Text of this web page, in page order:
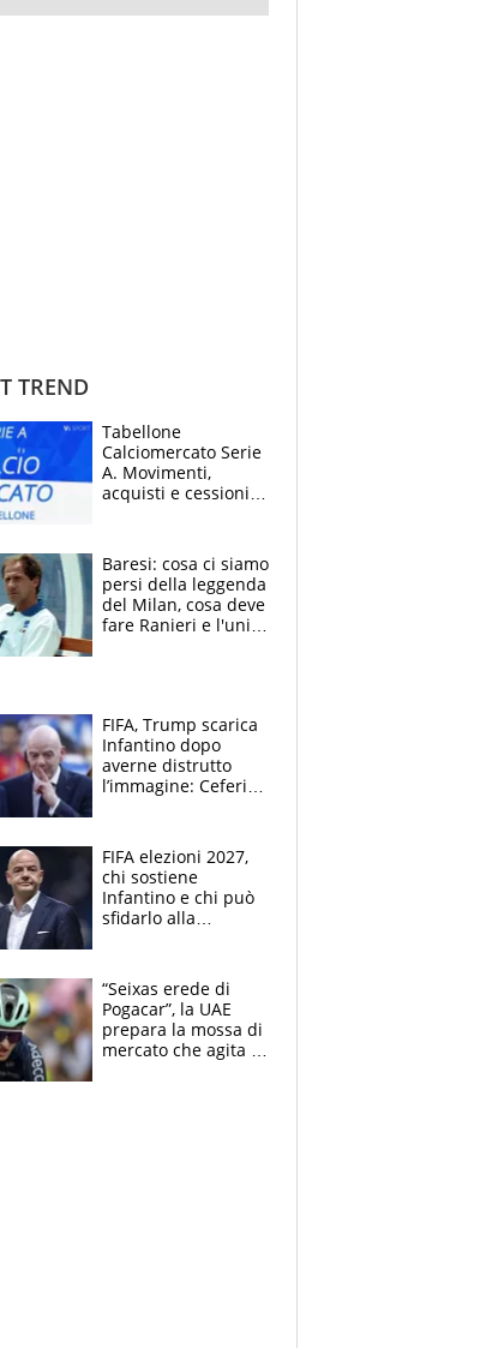
TREND
Tabellone
Calciomercato Serie
A. Movimenti,
acquisti e cessioni:
Baresi: cosa ci siamo
persi della leggenda
del Milan, cosa deve
fare Ranieri e l'unico
FIFA, Trump scarica
Infantino dopo
averne distrutto
l’immagine: Ceferin
contrattacco
FIFA elezioni 2027,
chi sostiene
Infantino e chi può
sfidarlo alla
calcio
“Seixas erede di
Pogacar”, la UAE
prepara la mossa di
mercato che agita la